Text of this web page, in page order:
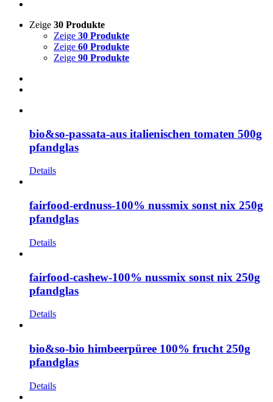
Zeige 30 Produkte
Zeige 30 Produkte
Zeige 60 Produkte
Zeige 90 Produkte
bio&so-passata-aus italienischen tomaten 500g
pfandglas
Details
fairfood-erdnuss-100% nussmix sonst nix 250g
pfandglas
Details
fairfood-cashew-100% nussmix sonst nix 250g
pfandglas
Details
bio&so-bio himbeerpüree 100% frucht 250g
pfandglas
Details